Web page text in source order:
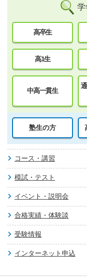
高卒生
高1生
中高一貫生
塾生の方
コース・講習
模試・テスト
イベント・説明会
合格実績・体験談
受験情報
インターネット申込